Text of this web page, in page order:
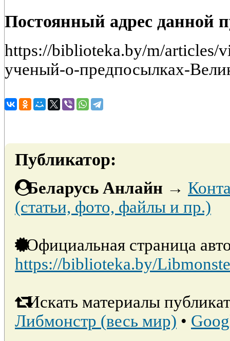
Постоянный адрес данной
https://biblioteka.by/m/articles/
ученый-о-предпосылках-
Публикатор:
Беларусь Анлайн →
(статьи, фото, файлы и пр.)
Официальная страница
https://biblioteka.by/
Искать материалы
Либмонстр (весь мир) •